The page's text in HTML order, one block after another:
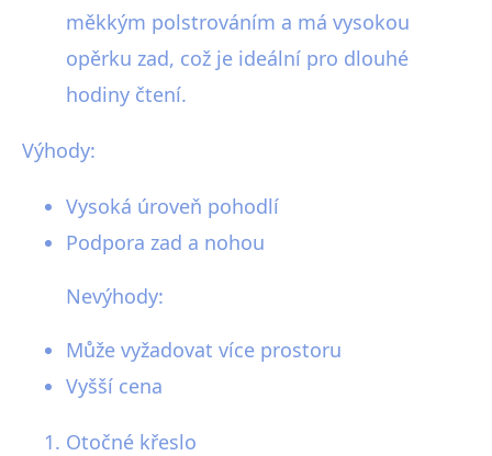
měkkým polstrováním a má vysokou
opěrku zad, což je ideální pro dlouhé
hodiny čtení.
Výhody:
Vysoká úroveň pohodlí
Podpora zad a nohou
Nevýhody:
Může vyžadovat více prostoru
Vyšší cena
Otočné křeslo